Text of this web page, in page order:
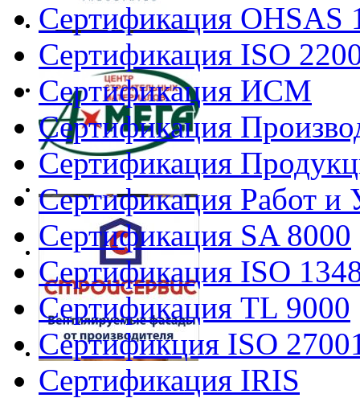
Сертификация OHSAS
Сертификация ISO
Сертификация ИСМ
Сертификация
Сертификация
Сертификация Работ и
Сертификация SA 8000
Сертификация ISO
Сертификация TL 9000
Сертификция ISO
Сертификация IRIS